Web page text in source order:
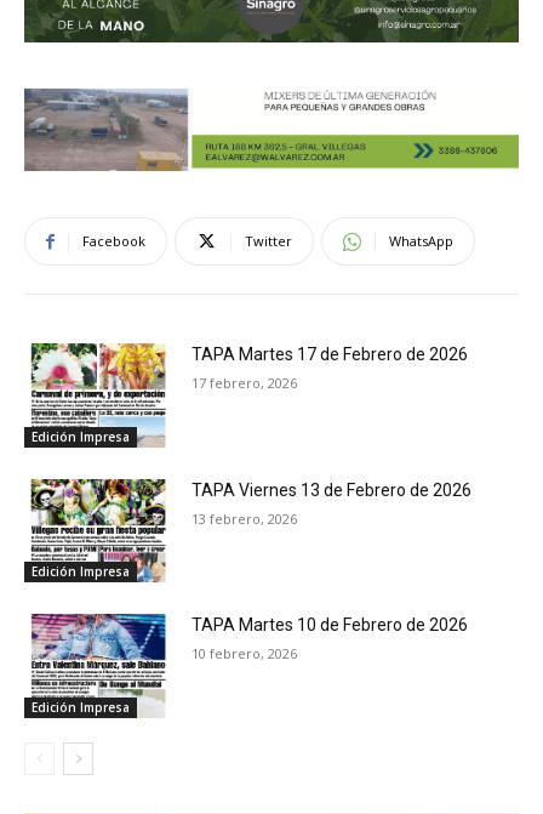
Facebook Twitter WhatsApp
Edición Impresa
TAPA Martes 17 de Febrero de 2026
17 febrero, 2026
Edición Impresa
TAPA Viernes 13 de Febrero de 2026
13 febrero, 2026
Edición Impresa
TAPA Martes 10 de Febrero de 2026
10 febrero, 2026